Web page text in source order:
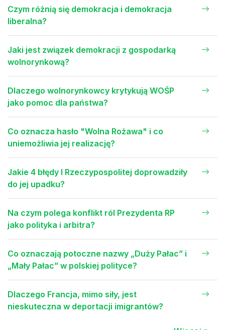
Czym różnią się demokracja i demokracja
liberalna?
Jaki jest związek demokracji z gospodarką
wolnorynkową?
Dlaczego wolnorynkowcy krytykują WOŚP
jako pomoc dla państwa?
Co oznacza hasło "Wolna Rożawa" i co
uniemożliwia jej realizację?
Jakie 4 błędy I Rzeczypospolitej doprowadziły
do jej upadku?
Na czym polega konflikt ról Prezydenta RP
jako polityka i arbitra?
Co oznaczają potoczne nazwy „Duży Pałac” i
„Mały Pałac” w polskiej polityce?
Dlaczego Francja, mimo siły, jest
nieskuteczna w deportacji imigrantów?